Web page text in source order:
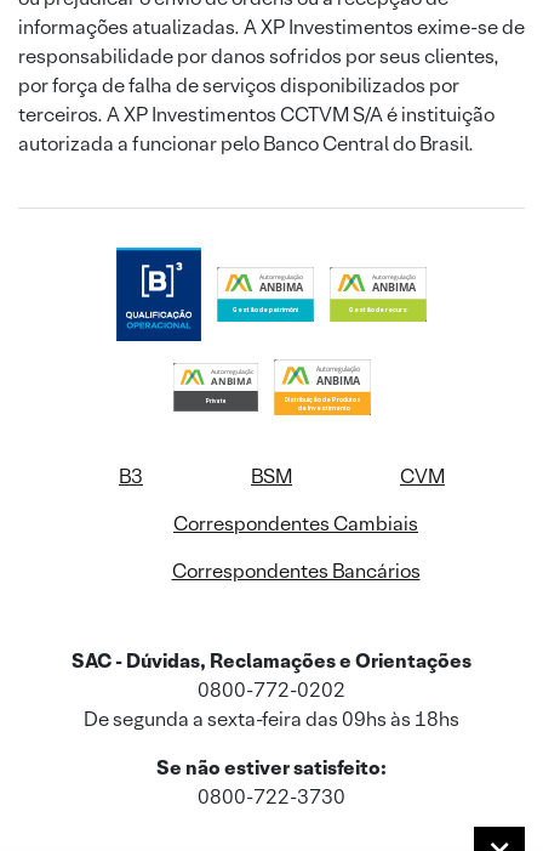
informações atualizadas. A XP Investimentos exime-se de
responsabilidade por danos sofridos por seus clientes,
por força de falha de serviços disponibilizados por
terceiros. A XP Investimentos CCTVM S/A é instituição
autorizada a funcionar pelo Banco Central do Brasil.
B3 BSM
CVM
Correspondentes Cambiais
Correspondentes Bancários
SAC - Dúvidas, Reclamações e Orientações
0800-772-0202
De segunda a sexta-feira das 09hs às 18hs
Se não estiver satisfeito:
0800-722-3730